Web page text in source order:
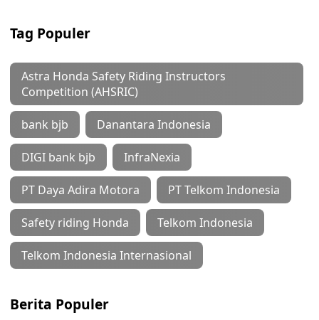
Tag Populer
Astra Honda Safety Riding Instructors
Competition (AHSRIC)
bank bjb Danantara Indonesia
DIGI bank bjb InfraNexia
PT Daya Adira Motora PT Telkom Indonesia
Safety riding Honda Telkom Indonesia
Telkom Indonesia Internasional
Berita Populer